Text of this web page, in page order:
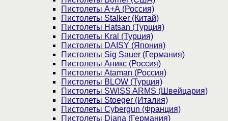
Пистолеты А+А (Россия)
Пистолеты Stalker (Китай)
Пистолеты Hatsan (Турция)
Пистолеты Kral (Турция)
Пистолеты DAISY (Япония)
Пистолеты Sig Sauer (Германия)
Пистолеты Аникс (Россия)
Пистолеты Ataman (Россия)
Пистолеты BLOW (Турция)
Пистолеты SWISS ARMS (Швейцария)
Пистолеты Stoeger (Италия)
Пистолеты Cybergun (Франция)
Пистолеты Diana (Германия)